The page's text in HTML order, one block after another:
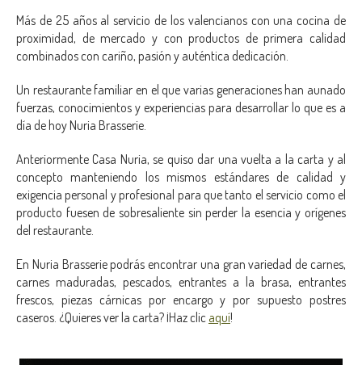
Más de 25 años al servicio de los valencianos con una cocina de
proximidad, de mercado y con productos de primera calidad
combinados con cariño, pasión y auténtica dedicación.
Un restaurante familiar en el que varias generaciones han aunado
fuerzas, conocimientos y experiencias para desarrollar lo que es a
día de hoy Nuria Brasserie.
Anteriormente Casa Nuria, se quiso dar una vuelta a la carta y al
concepto manteniendo los mismos estándares de calidad y
exigencia personal y profesional para que tanto el servicio como el
producto fuesen de sobresaliente sin perder la esencia y orígenes
del restaurante.
En Nuria Brasserie podrás encontrar una gran variedad de carnes,
carnes maduradas, pescados, entrantes a la brasa, entrantes
frescos, piezas cárnicas por encargo y por supuesto postres
caseros. ¿Quieres ver la carta? ¡Haz clic aquí!